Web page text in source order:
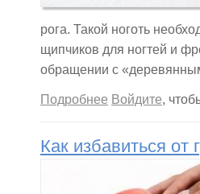
рога. Такой ноготь
щипчиков для ногтей и
обращении с
Подробнее о Изогнутый
Войдите,
Как избавиться от